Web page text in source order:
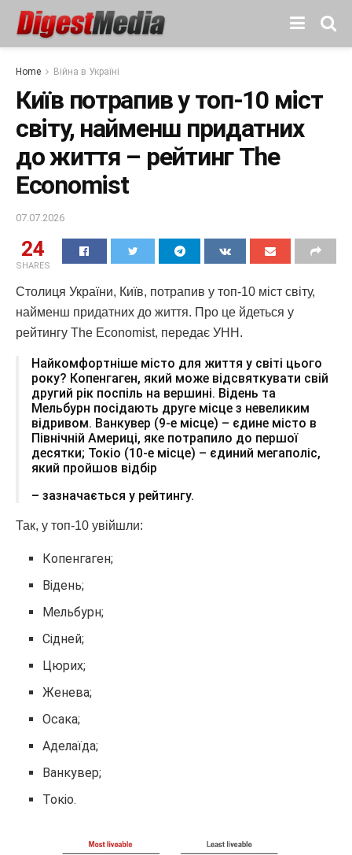
Home Війна в Україні
Київ потрапив у топ-10 міст
світу, найменш придатних
до життя – рейтинг The
Economist
07.07.2026
24
SHARES
Столиця України, Київ, потрапив у топ-10 міст світу,
найменш придатних до життя. Про це йдеться у
рейтингу The Economist, передає УНН.
Найкомфортніше місто для життя у світі цього
року? Копенгаген, який може відсвяткувати свій
другий рік поспіль на вершині. Відень та
Мельбурн посідають друге місце з невеликим
відривом. Ванкувер (9-е місце) – єдине місто в
Північній Америці, яке потрапило до першої
десятки; Токіо (10-е місце) – єдиний мегаполіс,
який пройшов відбір
– зазначається у рейтингу.
Так, у топ-10 увійшли:
Копенгаген;
Відень;
Мельбурн;
Сідней;
Цюрих;
Женева;
Осака;
Аделаїда;
Ванкувер;
Токіо.